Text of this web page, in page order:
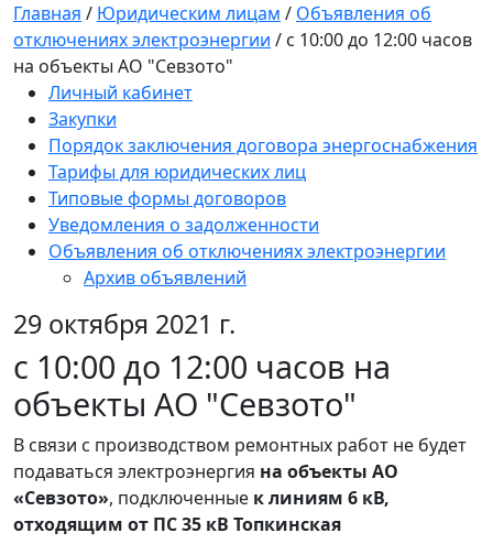
Главная / Юридическим лицам / Объявления об
отключениях электроэнергии / c 10:00 до 12:00 часов
на объекты АО "Севзото"
Личный кабинет
Закупки
Порядок заключения договора энергоснабжения
Тарифы для юридических лиц
Типовые формы договоров
Уведомления о задолженности
Объявления об отключениях электроэнергии
Архив объявлений
29 октября 2021 г.
c 10:00 до 12:00 часов на
объекты АО "Севзото"
В связи с производством ремонтных работ не будет
подаваться электроэнергия на объекты АО
«Севзото», подключенные к линиям 6 кВ,
отходящим от ПС 35 кВ Топкинская